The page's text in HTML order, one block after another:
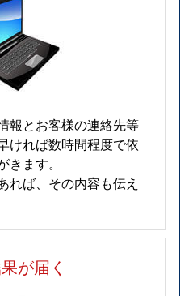
報とお客様の連絡先等
ければ数時間程度で依
ます。
れば、その内容も伝え
が届く